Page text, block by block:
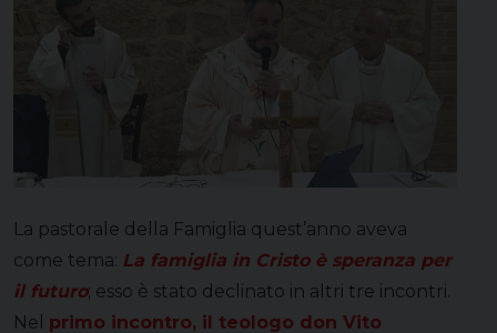
La pastorale della Famiglia quest’anno aveva
come tema: La famiglia in Cristo è speranza per
il futuro; esso è stato declinato in altri tre incontri.
Nel primo incontro, il teologo don Vito